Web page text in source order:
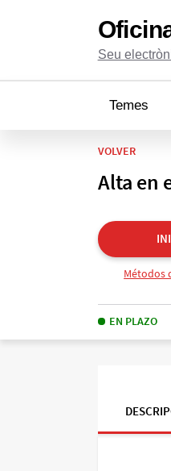
Seu
Temes
VOLVER
Alta en
Métodos
EN PLAZO